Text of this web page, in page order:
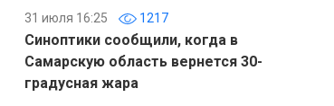
31 июля 16:25 1217
Синоптики сообщили, когда в
Самарскую область вернется 30-
градусная жара